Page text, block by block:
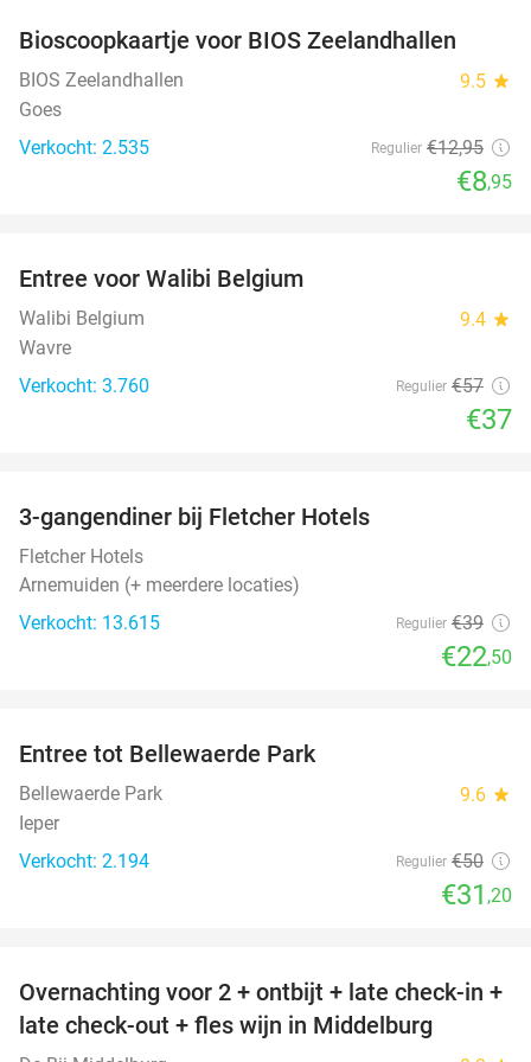
Bioscoopkaartje voor BIOS Zeelandhallen
BIOS Zeelandhallen 9.5 star
Goes
Verkocht: 2.535
Regulier €12,95
€8,95
Entree voor Walibi Belgium
Walibi Belgium 9.4 star
Wavre
Verkocht: 3.760
Regulier €57
€37
3-gangendiner bij Fletcher Hotels
Fletcher Hotels
Arnemuiden (+ meerdere locaties)
Verkocht: 13.615
Regulier €39
€22,50
Entree tot Bellewaerde Park
Bellewaerde Park 9.6 star
Ieper
Verkocht: 2.194
Regulier €50
€31 ,20
52%
Overnachting voor 2 + ontbijt + late check-in +
late check-out + fles wijn in Middelburg